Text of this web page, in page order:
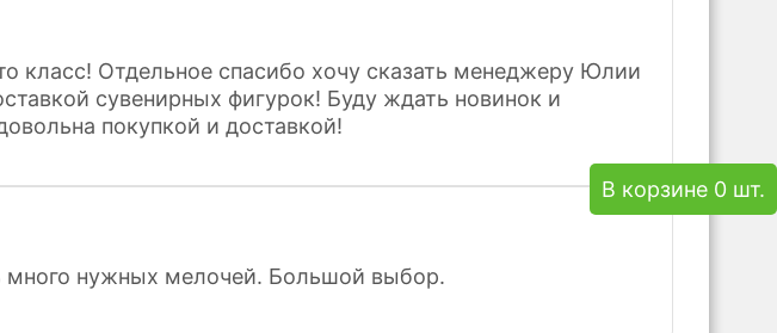
В корзине 0 шт.
класс! Отдельное спасибо хочу сказать менеджеру Юлии
сувенирных фигурок! Буду ждать новинок и
покупкой и доставкой!
много нужных мелочей. Большой выбор.